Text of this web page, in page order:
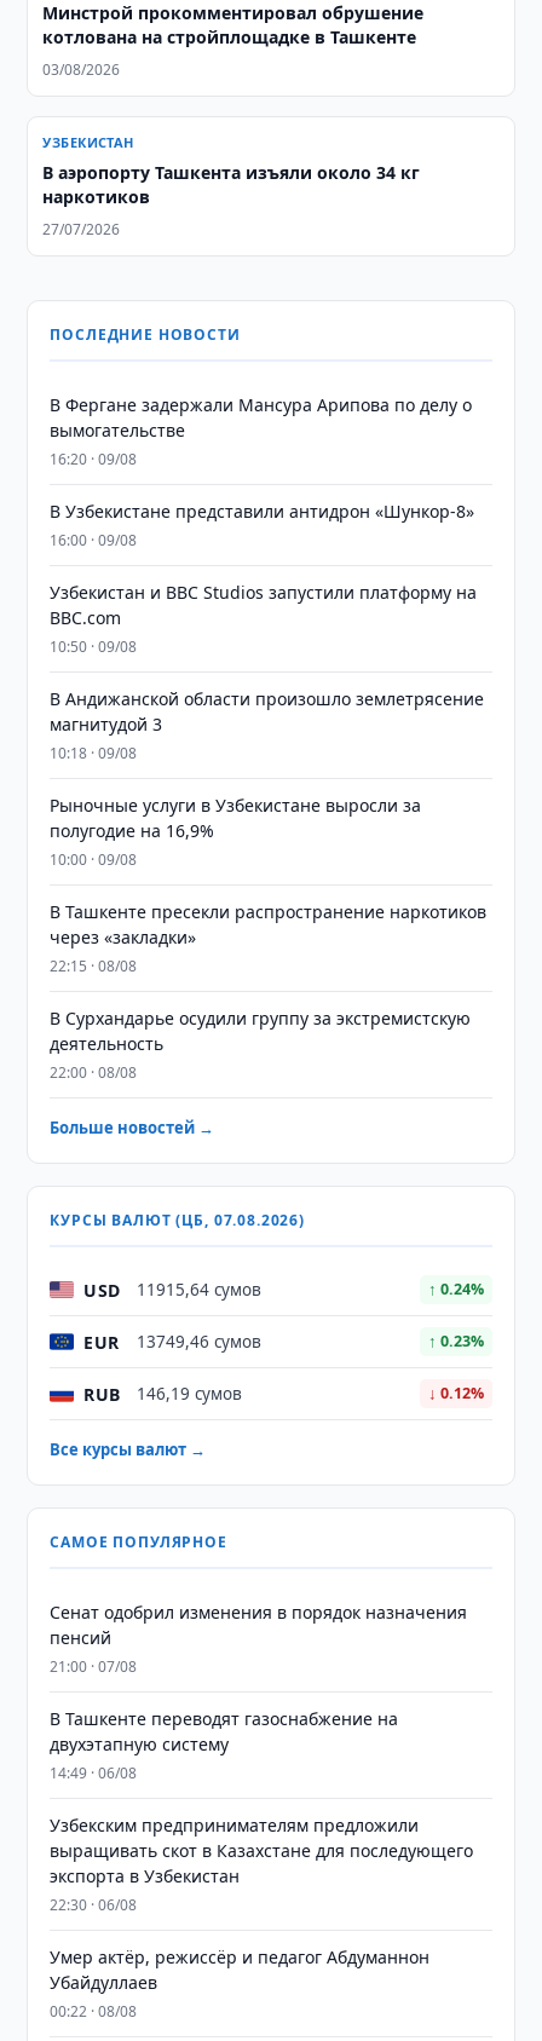
Минстрой прокомментировал обрушение
котлована на стройплощадке в Ташкенте
03/08/2026
УЗБЕКИСТАН
В аэропорту Ташкента изъяли около 34 кг
наркотиков
27/07/2026
ПОСЛЕДНИЕ НОВОСТИ
В Фергане задержали Мансура Арипова по делу о
вымогательстве
16:20 · 09/08
В Узбекистане представили антидрон «Шункор-8»
16:00 · 09/08
Узбекистан и BBC Studios запустили платформу на
BBC.com
10:50 · 09/08
В Андижанской области произошло землетрясение
магнитудой 3
10:18 · 09/08
Рыночные услуги в Узбекистане выросли за
полугодие на 16,9%
10:00 · 09/08
В Ташкенте пресекли распространение наркотиков
через «закладки»
22:15 · 08/08
В Сурхандарье осудили группу за экстремистскую
деятельность
22:00 · 08/08
Больше новостей →
КУРСЫ ВАЛЮТ (ЦБ, 07.08.2026)
USD 11915,64 сумов ↑ 0.24%
EUR 13749,46 сумов ↑ 0.23%
RUB 146,19 сумов ↓ 0.12%
Все курсы валют →
САМОЕ ПОПУЛЯРНОЕ
Сенат одобрил изменения в порядок назначения
пенсий
21:00 · 07/08
В Ташкенте переводят газоснабжение на
двухэтапную систему
14:49 · 06/08
Узбекским предпринимателям предложили
выращивать скот в Казахстане для последующего
экспорта в Узбекистан
22:30 · 06/08
Умер актёр, режиссёр и педагог Абдуманнон
Убайдуллаев
00:22 · 08/08